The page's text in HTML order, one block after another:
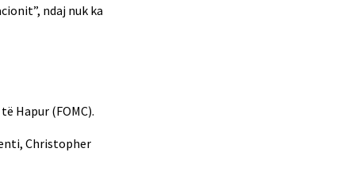
ndaj nuk ka
Hapur (FOMC).
Christopher